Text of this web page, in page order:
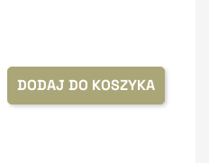
DODAJ DO KOSZYKA